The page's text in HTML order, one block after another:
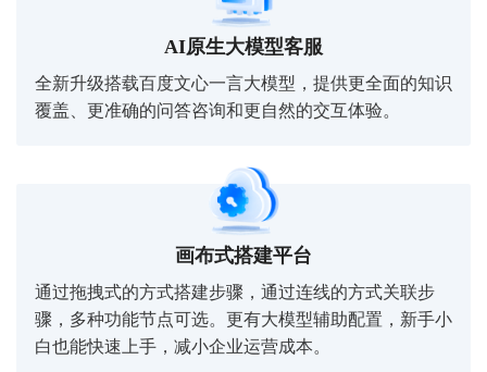
AI原生大模型客服
全新升级搭载百度文心一言大模型，提供更全面的知识
覆盖、更准确的问答咨询和更自然的交互体验。
画布式搭建平台
通过拖拽式的方式搭建步骤，通过连线的方式关联步
骤，多种功能节点可选。更有大模型辅助配置，新手小
白也能快速上手，减小企业运营成本。